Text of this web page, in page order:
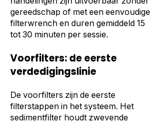
gereedschap of met een eenvoudige
filterwrench en duren gemiddeld 15
tot 30 minuten per sessie.
Voorfilters: de eerste
verdedigingslinie
De voorfilters zijn de eerste
filterstappen in het systeem. Het
sedimentfilter houdt zwevende